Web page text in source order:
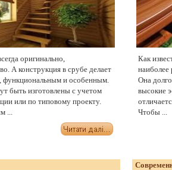
оригинально,
А конструкция в срубе делает
функциональным и особенным.
быть изготовлены с учетом
или по типовому проекту.
...
Как
наиболее
Она
высокие
Чтобы ...